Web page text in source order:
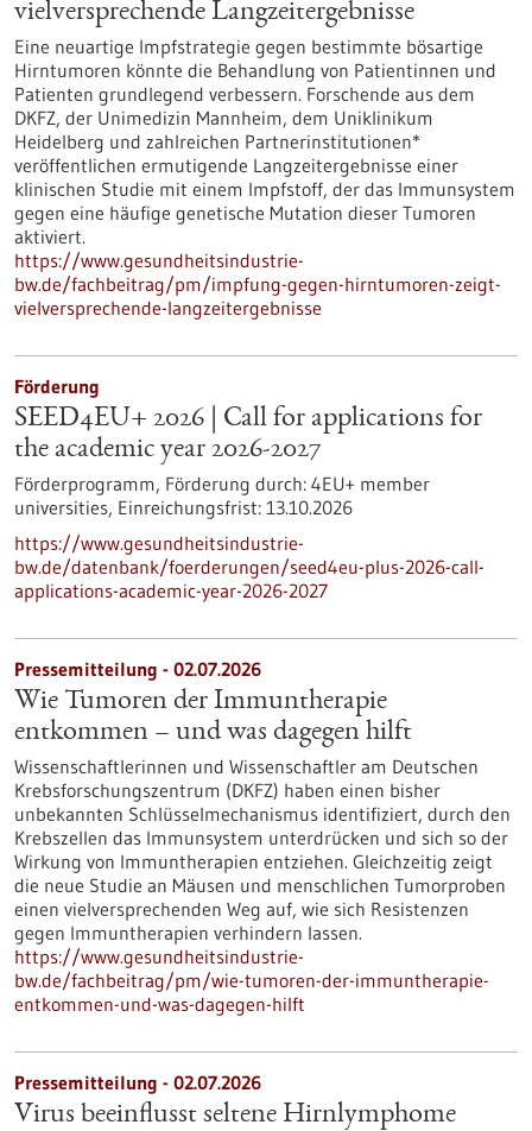
vielversprechende Langzeitergebnisse
Eine neuartige Impfstrategie gegen bestimmte bösartige
Hirntumoren könnte die Behandlung von Patientinnen und
Patienten grundlegend verbessern. Forschende aus dem
DKFZ, der Unimedizin Mannheim, dem Uniklinikum
Heidelberg und zahlreichen Partnerinstitutionen*
veröffentlichen ermutigende Langzeitergebnisse einer
klinischen Studie mit einem Impfstoff, der das Immunsystem
gegen eine häufige genetische Mutation dieser Tumoren
aktiviert.
https://www.gesundheitsindustrie-
bw.de/fachbeitrag/pm/impfung-gegen-hirntumoren-zeigt-
vielversprechende-langzeitergebnisse
Förderung
SEED4EU+ 2026 | Call for applications for
the academic year 2026-2027
Förderprogramm, Förderung durch: 4EU+ member
universities, Einreichungsfrist: 13.10.2026
https://www.gesundheitsindustrie-
bw.de/datenbank/foerderungen/seed4eu-plus-2026-call-
applications-academic-year-2026-2027
Pressemitteilung - 02.07.2026
Wie Tumoren der Immuntherapie
entkommen – und was dagegen hilft
Wissenschaftlerinnen und Wissenschaftler am Deutschen
Krebsforschungszentrum (DKFZ) haben einen bisher
unbekannten Schlüsselmechanismus identifiziert, durch den
Krebszellen das Immunsystem unterdrücken und sich so der
Wirkung von Immuntherapien entziehen. Gleichzeitig zeigt
die neue Studie an Mäusen und menschlichen Tumorproben
einen vielversprechenden Weg auf, wie sich Resistenzen
gegen Immuntherapien verhindern lassen.
https://www.gesundheitsindustrie-
bw.de/fachbeitrag/pm/wie-tumoren-der-immuntherapie-
entkommen-und-was-dagegen-hilft
Pressemitteilung - 02.07.2026
Virus beeinflusst seltene Hirnlymphome